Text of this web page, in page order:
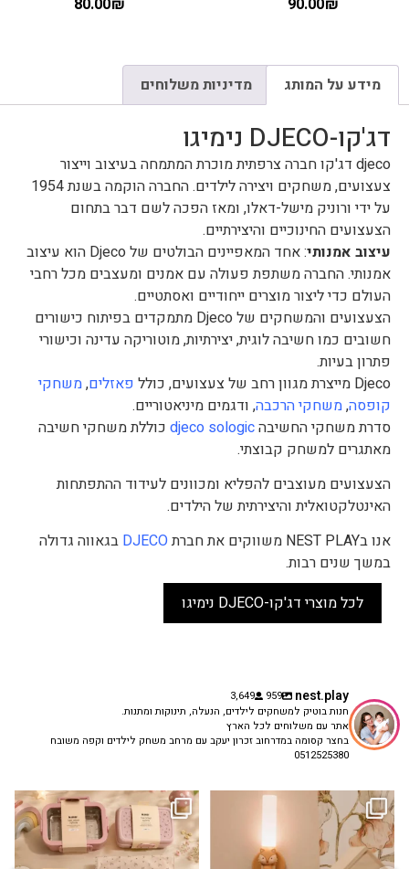
90.00₪
80.00₪
מידע על המותג מדיניות משלוחים
דג'קו-DJECO נימיגו
djeco דג'קו חברה צרפתית מוכרת המתמחה בעיצוב וייצור
צעצועים, משחקים ויצירה לילדים. החברה הוקמה בשנת 1954
על ידי ורוניק מישל-דאלו, ומאז הפכה לשם דבר בתחום
הצעצועים החינוכיים והיצירתיים.
עיצוב אמנותי
: אחד המאפיינים הבולטים של Djeco הוא עיצוב
אמנותי. החברה משתפת פעולה עם אמנים ומעצבים מכל רחבי
העולם כדי ליצור מוצרים ייחודיים ואסתטיים.
הצעצועים והמשחקים של Djeco מתמקדים בפיתוח כישורים
חשובים כמו חשיבה לוגית, יצירתיות, מוטוריקה עדינה וכישורי
פתרון בעיות.
Djeco מייצרת מגוון רחב של צעצועים, כולל
פאזלים,משחקי
קופסה,משחקי הרכבה, ודגמים מיניאטוריים.
סדרת משחקי החשיבהdjeco sologic כוללת משחקי חשיבה
מאתגרים למשחק קבוצתי.
הצעצועים מעוצבים להפליא ומכוונים לעידוד ההתפתחות
האינטלקטואלית והיצירתית של הילדים.
אנו בNEST PLAY משווקים את חברת
DJECO בגאווה גדולה
במשך שנים רבות.
לכל מוצרי דג'קו-DJECO נימיגו
nest.play
959
3,649
חנות בוטיק למשחקים לילדים, הנעלה, תינוקות ומתנות.
אתר עם משלוחים לכל הארץ
בחצר קסומה במדרחוב זכרון יעקב עם מרחב משחק לילדים וקפה משובח
0512525380
✨ חוזרים למסגרת בסטייל! ✨
הקולקציה החדשה...
9 4
גם פריט עיצובי לחדר, גם מנורת לילה
...
3 0